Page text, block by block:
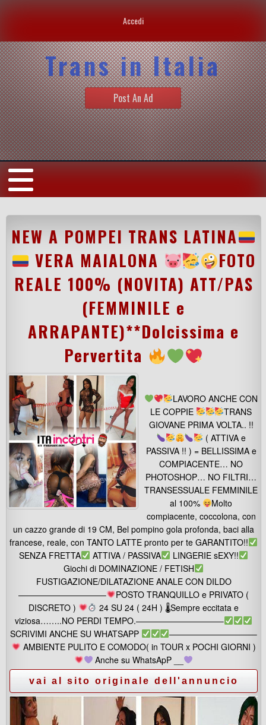
Accedi
Trans in Italia
Post An Ad
NEW A POMPEI TRANS LATINA
VERA MAIALONA
FOTO
REALE 100% (NOVITA) ATT/PAS
(FEMMINILE e
ARRAPANTE)**Dolcissima e
Pervertita
LAVORO ANCHE CON
LE COPPIE
TRANS
GIOVANE PRIMA VOLTA.. !!
( ATTIVA e
PASSIVA !! ) = BELLISSIMA e
COMPIACENTE… NO
PHOTOSHOP… NO FILTRI…
TRANSESSUALE FEMMINILE
al 100%
Molto
compiacente, coccolona, con
un cazzo grande di 19 CM, Bel pompino gola profonda, baci alla
francese, reale, con TANTO LATTE pronto per te GARANTITO!!
SENZA FRETTA
ATTIVA / PASSIVA
LINGERIE sEXY!!
Giochi di DOMINAZIONE / FETISH
FUSTIGAZIONE/DILATAZIONE ANALE CON DILDO
——————————–
POSTO TRANQUILLO e PRIVATO (
DISCRETO )
24 SU 24 ( 24H ) 🌡Sempre eccitata e
viziosa……..NO PERDI TEMPO.——————————–
SCRIVIMI ANCHE SU WHATSAPP
——————————–
AMBIENTE PULITO E COMODO( in TOUR x POCHI GIORNI )
Anche su WhatsApP __